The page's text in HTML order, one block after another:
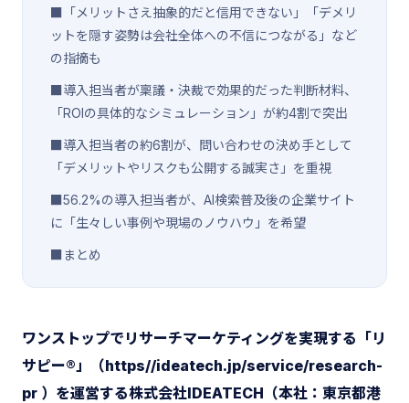
■「メリットさえ抽象的だと信用できない」「デメリ
ットを隠す姿勢は会社全体への不信につながる」など
の指摘も
■導入担当者が稟議・決裁で効果的だった判断材料、
「ROIの具体的なシミュレーション」が約4割で突出
■導入担当者の約6割が、問い合わせの決め手として
「デメリットやリスクも公開する誠実さ」を重視
■56.2%の導入担当者が、AI検索普及後の企業サイト
に「生々しい事例や現場のノウハウ」を希望
■まとめ
ワンストップでリサーチマーケティングを実現する「リ
サピー®️」（https//ideatech.jp/service/research-
pr ）を運営する株式会社IDEATECH（本社：東京都港